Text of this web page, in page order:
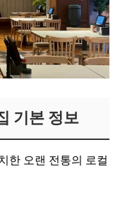
기본 정보
한 오랜 전통의 로컬